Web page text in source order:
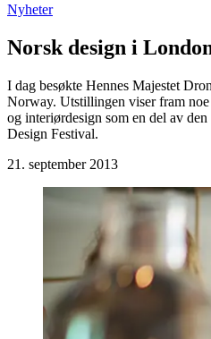
Nyheter
Norsk design i
I dag besøkte Hennes Majestet
Norway. Utstillingen viser fram
og interiørdesign som en del av
Design Festival.
21. september 2013